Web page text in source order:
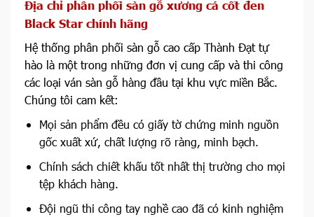
Địa chỉ phân phối sàn gỗ xương cá cốt đen
Black Star chính hãng
Hệ thống phân phối sàn gỗ cao cấp Thành Đạt tự
hào là một trong những đơn vị cung cấp và thi công
các loại ván sàn gỗ hàng đầu tại khu vực miền Bắc.
Chúng tôi cam kết:
Mọi sản phẩm đều có giấy tờ chứng minh nguồn
gốc xuất xứ, chất lượng rõ ràng, minh bạch.
Chính sách chiết khấu tốt nhất thị trường cho mọi
tệp khách hàng.
Đội ngũ thi công tay nghề cao đã có kinh nghiệm